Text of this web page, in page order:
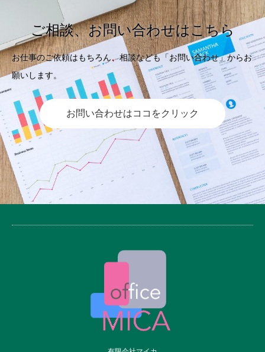
ご相談、お問い合わせはこちら
お仕事のご依頼はもちろん、相談なども「お問い合わせ」からお
願いします。
お問い合わせはココをクリック